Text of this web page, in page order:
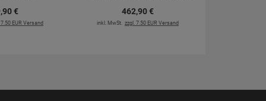
90€
7.50 EUR Versand
462,90€
inkl. MwSt. zzgl. 7.50 EUR Versand